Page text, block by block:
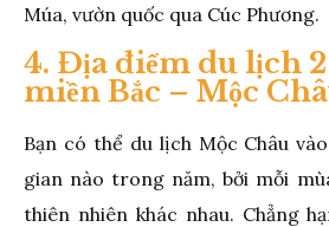
Múa, vườn quốc qua Cúc Phương.
4. Địa điểm du lịch
miền Bắc – Mộc
Bạn có thể du lịch Mộc Châu
gian nào trong năm, bởi mỗi
thiên nhiên khác nhau. Chẳng